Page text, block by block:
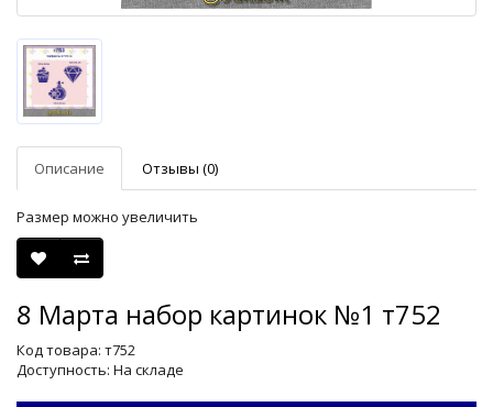
Описание Отзывы (0)
Размер можно увеличить
8 Марта набор картинок №1 т752
Код товара: т752
Доступность: На складе